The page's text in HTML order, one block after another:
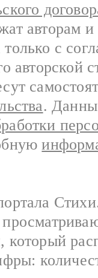
авторам
с
авторской
.
который